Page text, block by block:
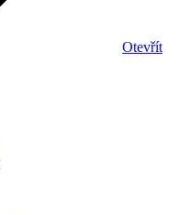
Otevřít